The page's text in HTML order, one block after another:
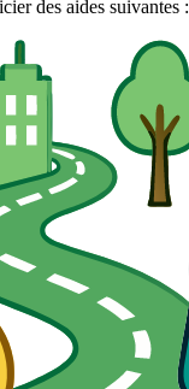
des aides suivantes :